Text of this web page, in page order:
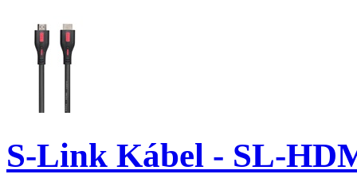
S-Link Kábel - SL-